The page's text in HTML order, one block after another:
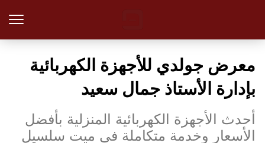
معرض جولدي للأجهزة الكهربائية
بإدارة الأستاذ جمال سعيد
أحدث الأجهزة الكهربائية المنزلية بأفضل
الأسعار وخدمة متكاملة في ميت سلسيل